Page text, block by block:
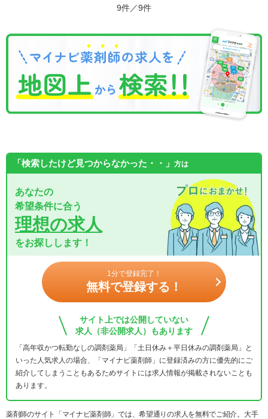
9件／9件
「検索したけど見つからなかった・・」 方は
あなたの
希望条件に合う
理想の求人
をお探しします！
1分で登録完了！
無料で登録する！
サイト上では公開していない
求人（非公開求人）もあります
「高年収かつ転勤なしの調剤薬局」「土日休み＋平日休みの調剤薬局」と
いった人気求人の場合、「マイナビ薬剤師」に登録済みの方に優先的にご
紹介してしまうこともあるためサイトには求人情報が掲載されないことも
あります。
薬剤師のサイト「マイナビ薬剤師」では、希望通りの求人を無料でご紹介。大手